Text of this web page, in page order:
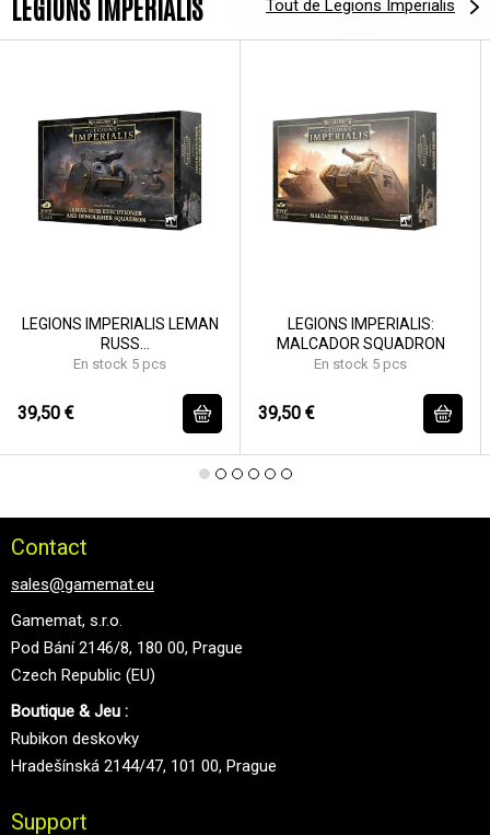
Tout de Legions Imperialis
LEGIONS IMPERIALIS LEMAN
RUSS
EXECUTIONER/DEMOLISHR
En stock 5 pcs
39,50 €
LEGIONS IMPERIALIS:
MALCADOR SQUADRON
En stock 5 pcs
39,50 €
Contact
sales@gamemat.eu
Gamemat, s.r.o.
Pod Bání 2146/8, 180 00, Prague
Czech Republic (EU)
Boutique & Jeu :
Rubikon deskovky
Hradešínská 2144/47, 101 00, Prague
Support